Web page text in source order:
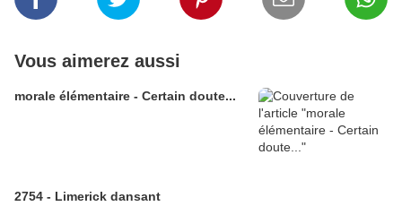
Vous aimerez aussi
morale élémentaire - Certain doute...
2754 - Limerick dansant